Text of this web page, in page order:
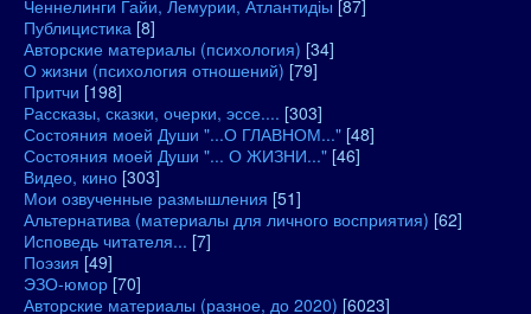
Ченнелинги Гайи, Лемурии, Атлантидіы [87]
Публицистика [8]
Авторские материалы (психология) [34]
О жизни (психология отношений) [79]
Притчи [198]
Рассказы, сказки, очерки, эссе.... [303]
Состояния моей Души "...О ГЛАВНОМ..." [48]
Состояния моей Души "... О ЖИЗНИ..." [46]
Видео, кино [303]
Мои озвученные размышления [51]
Альтернатива (материалы для личного восприятия) [62]
Исповедь читателя... [7]
Поэзия [49]
ЭЗО-юмор [70]
Авторские материалы (разное, до 2020) [6023]